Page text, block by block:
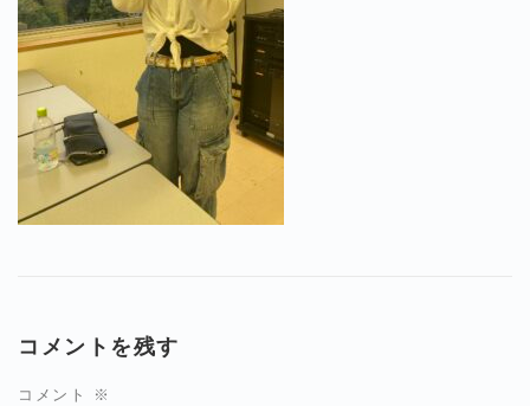
コメントを残す
コメント ※